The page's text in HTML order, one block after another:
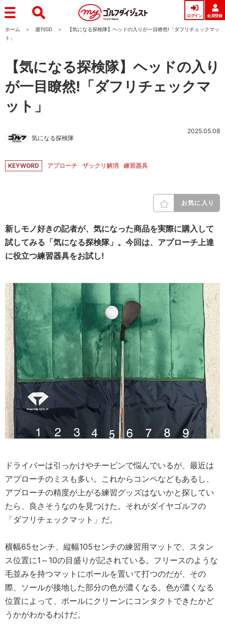
ログイン 会員登録
ホーム 週刊GD
【気になる探検隊】ヘッドの入りが一目瞭然!「ダフリチェックマッ
ト」
【気になる探検隊】ヘッドの入り
が一目瞭然!「ダフリチェックマ
ット」
気になる探検隊
2025.05.08
KEYWORD アプローチ ザックリ解消 練習器具
お気に入り
新しモノ好きの記者が、気になった商品を実際に購入して
試してみる「気になる探検隊」。今回は、アプローチ上達
に役立つ練習器具をお試し!
ドライバーは引っかけやチーピンで悩んでいるが、最近は
アプローチのミスも多い。これからコンペなどもあるし、
アプローチの精度が上がる練習グッズはないかと探してい
たら、良さそうなのを見つけた。それがダイヤゴルフの
「ダフリチェックマット」だ。
横幅65センチ、縦幅105センチの練習用マットで、スタン
ス位置に1～10の目盛りが記されている。フリースのような
毛並みを持つマットにボールを置いて打つのだが、その
際、ソールが接地した部分の色が濃くなる。色が濃くなる
位置によって、ボールにクリーンにコンタクトできたかど
うかがわかるわけだ。